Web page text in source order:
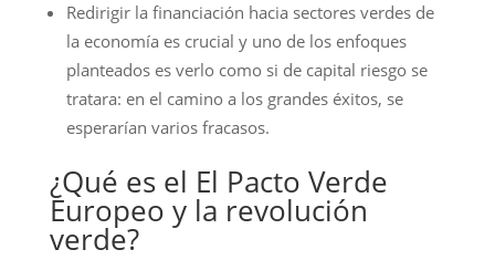
Redirigir la financiación hacia sectores verdes de
la economía es crucial y uno de los enfoques
planteados es verlo como si de capital riesgo se
tratara: en el camino a los grandes éxitos, se
esperarían varios fracasos.
¿Qué es el El Pacto Verde
Europeo y la revolución
verde?